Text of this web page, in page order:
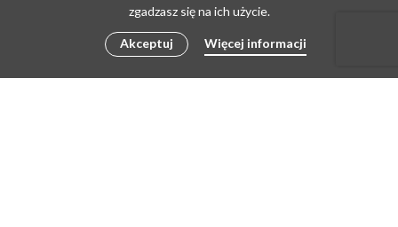
zgadzasz się na ich użycie.
Akceptuj Więcej informacji